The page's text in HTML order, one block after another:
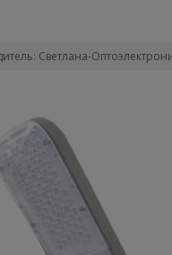
Светлана-